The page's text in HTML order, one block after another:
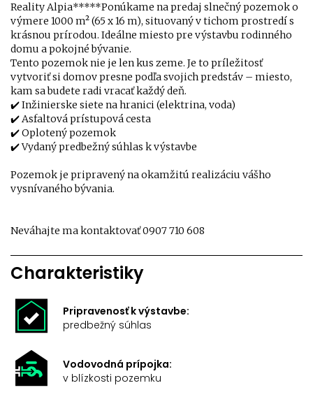
Reality Alpia*****Ponúkame na predaj slnečný pozemok o
výmere 1000 m² (65 x 16 m), situovaný v tichom prostredí s
krásnou prírodou. Ideálne miesto pre výstavbu rodinného
domu a pokojné bývanie.
Tento pozemok nie je len kus zeme. Je to príležitosť
vytvoriť si domov presne podľa svojich predstáv – miesto,
kam sa budete radi vracať každý deň.
✔️ Inžinierske siete na hranici (elektrina, voda)
✔️ Asfaltová prístupová cesta
✔️ Oplotený pozemok
✔️ Vydaný predbežný súhlas k výstavbe
Pozemok je pripravený na okamžitú realizáciu vášho
vysnívaného bývania.
Neváhajte ma kontaktovať 0907 710 608
Charakteristiky
Pripravenosť k výstavbe:
predbežný súhlas
Vodovodná prípojka:
v blízkosti pozemku